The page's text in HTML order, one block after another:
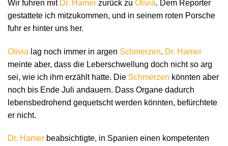
Wir fuhren mit Dr. Hamer zurück zu Olivia. Dem Reporter
gestattete ich mitzukommen, und in seinem roten Porsche
fuhr er hinter uns her.
Olivia lag noch immer in argen Schmerzen. Dr. Hamer
meinte aber, dass die Leberschwellung doch nicht so arg
sei, wie ich ihm erzählt hatte. Die Schmerzen könnten aber
noch bis Ende Juli andauern. Dass Organe dadurch
lebensbedrohend gequetscht werden könnten, befürchtete
er nicht.
Dr. Hamer beabsichtigte, in Spanien einen kompetenten